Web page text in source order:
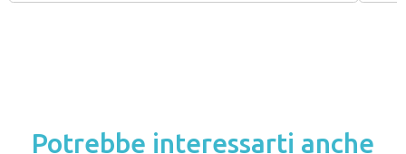
Potrebbe interessarti anche